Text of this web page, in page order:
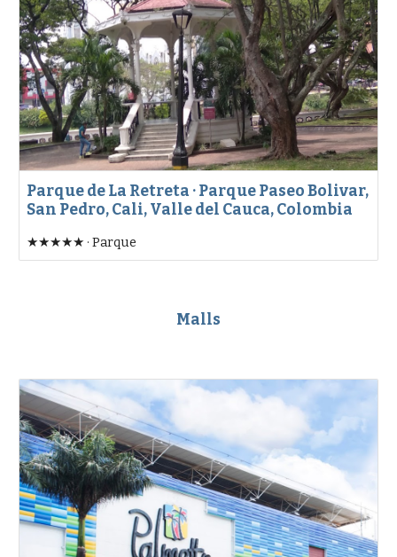
Parque de La Retreta · Parque Paseo Bolivar,
San Pedro, Cali, Valle del Cauca, Colombia
★★★★★ · Parque
Malls